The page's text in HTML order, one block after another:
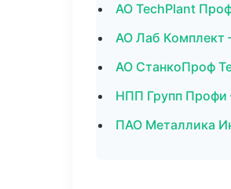
АО TechPlant
АО Лаб Комплект
АО СтанкоПроф
НПП Групп
ПАО Металлика